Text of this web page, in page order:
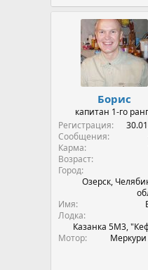
Борис
капитан 1-го
Регистрация
Сообщения
Карма
Возраст
Город
Озерск,
Имя
Лодка
Казанка 5М3,
Мотор